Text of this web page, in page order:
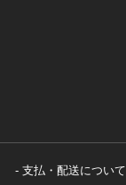
支払・配送について